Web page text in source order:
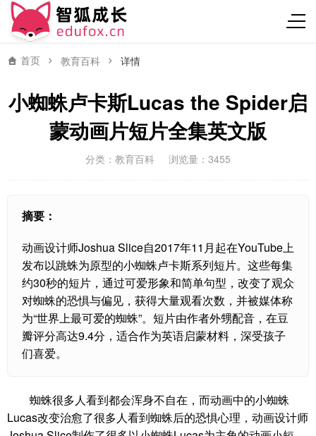
首页 教育百科 详情
小蜘蛛卢卡斯Lucas the Spider启
蒙动画片短片全集英文版
分类： 教育百科 浏览量：3455
摘要：
动画设计师Joshua Slice自2017年11月起在YouTube上
发布以跳蛛为原型的小蜘蛛卢卡斯系列短片。这些每集
约30秒的短片，通过可爱形象和简单句型，改变了观众
对蜘蛛的恐惧与偏见，获得大量观看次数，并被媒体称
为“世界上最可爱的蜘蛛”。短片由作者外甥配音，在豆
瓣评分高达9.4分，适合作为英语启蒙材料，深受孩子
们喜爱。
蜘蛛很多人看到都会浑身不自在，而动画中的小蜘蛛
Lucas改变治愈了很多人看到蜘蛛后的恐惧心理，动画设计师